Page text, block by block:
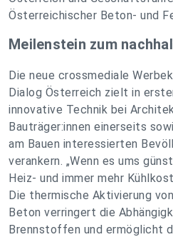
Österreichischer Beton- und
Meilenstein zum
Die neue crossmediale
Dialog Österreich zielt in
innovative Technik bei
Bauträger:innen einerseits
am Bauen interessierten
verankern. „Wenn es ums
Heiz- und immer mehr
Die thermische Aktivierung
Beton verringert die
Brennstoffen und ermöglicht